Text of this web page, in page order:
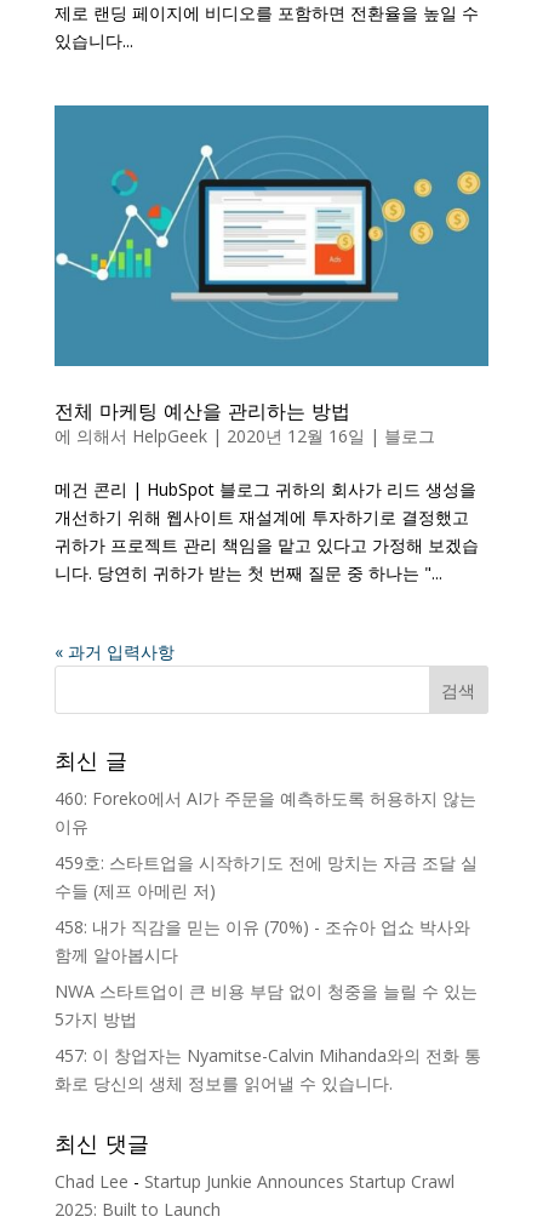
제로 랜딩 페이지에 비디오를 포함하면 전환율을 높일 수
있습니다...
전체 마케팅 예산을 관리하는 방법
에 의해서 HelpGeek| 2020년 12월 16일 | 블로그
메건 콘리 | HubSpot 블로그 귀하의 회사가 리드 생성을
개선하기 위해 웹사이트 재설계에 투자하기로 결정했고
귀하가 프로젝트 관리 책임을 맡고 있다고 가정해 보겠습
니다. 당연히 귀하가 받는 첫 번째 질문 중 하나는 "...
« 과거 입력사항
최신 글
460: Foreko에서 AI가 주문을 예측하도록 허용하지 않는
이유
459호: 스타트업을 시작하기도 전에 망치는 자금 조달 실
수들 (제프 아메린 저)
458: 내가 직감을 믿는 이유 (70%) - 조슈아 업쇼 박사와
함께 알아봅시다
NWA 스타트업이 큰 비용 부담 없이 청중을 늘릴 수 있는
5가지 방법
457: 이 창업자는 Nyamitse-Calvin Mihanda와의 전화 통
화로 당신의 생체 정보를 읽어낼 수 있습니다.
최신 댓글
Chad Lee - Startup Junkie Announces Startup Crawl
2025: Built to Launch